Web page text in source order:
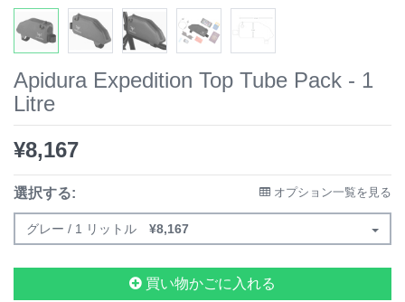
Apidura Expedition Top Tube Pack - 1
Litre
¥8,167
選択する: オプション一覧を見る
グレー / 1 リットル ¥8,167
買い物かごに入れる